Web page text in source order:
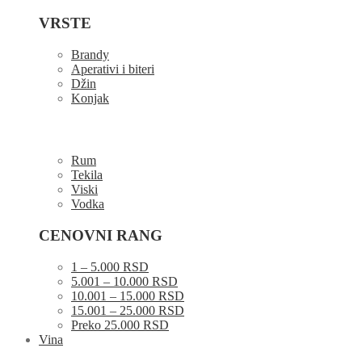
VRSTE
Brandy
Aperativi i biteri
Džin
Konjak
Rum
Tekila
Viski
Vodka
CENOVNI RANG
1 – 5.000 RSD
5.001 – 10.000 RSD
10.001 – 15.000 RSD
15.001 – 25.000 RSD
Preko 25.000 RSD
Vina